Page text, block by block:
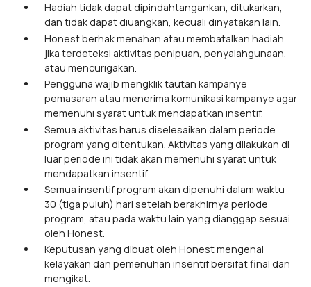
Hadiah tidak dapat dipindahtangankan, ditukarkan,
dan tidak dapat diuangkan, kecuali dinyatakan lain.
Honest berhak menahan atau membatalkan hadiah
jika terdeteksi aktivitas penipuan, penyalahgunaan,
atau mencurigakan.
Pengguna wajib mengklik tautan kampanye
pemasaran atau menerima komunikasi kampanye agar
memenuhi syarat untuk mendapatkan insentif.
Semua aktivitas harus diselesaikan dalam periode
program yang ditentukan. Aktivitas yang dilakukan di
luar periode ini tidak akan memenuhi syarat untuk
mendapatkan insentif.
Semua insentif program akan dipenuhi dalam waktu
30 (tiga puluh) hari setelah berakhirnya periode
program, atau pada waktu lain yang dianggap sesuai
oleh Honest.
Keputusan yang dibuat oleh Honest mengenai
kelayakan dan pemenuhan insentif bersifat final dan
mengikat.